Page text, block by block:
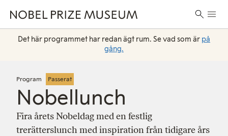
Skip
to
header
Skip
to
main
content
Skip
to
footer
Sök
efter:
Det här programmet har redan ägt rum. Se vad som är på
gång.
Program Passerat
Nobellunch
Fira årets Nobeldag med en festlig
trerätterslunch med inspiration från tidigare års